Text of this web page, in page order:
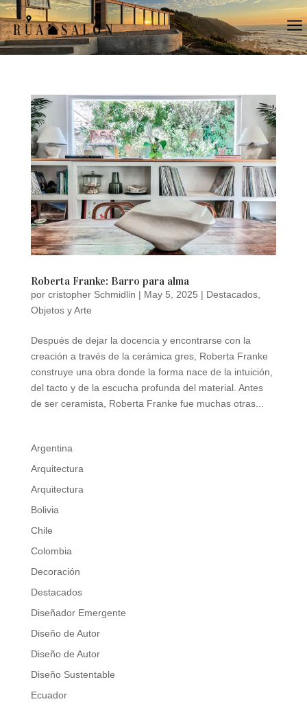
a
Roberta Franke: Barro para alma
por cristopher Schmidlin | May 5, 2025 | Destacados,
Objetos y Arte
Después de dejar la docencia y encontrarse con la
creación a través de la cerámica gres, Roberta Franke
construye una obra donde la forma nace de la intuición,
del tacto y de la escucha profunda del material. Antes
de ser ceramista, Roberta Franke fue muchas otras...
Argentina
Arquitectura
Arquitectura
Bolivia
Chile
Colombia
Decoración
Destacados
Diseñador Emergente
Diseño de Autor
Diseño de Autor
Diseño Sustentable
Ecuador